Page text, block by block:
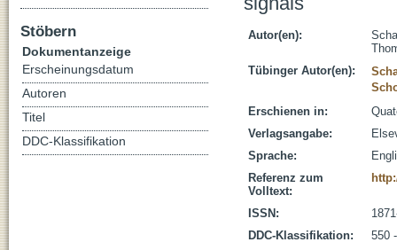
Autor(en):
Tübinger Autor(en):
Erschienen in:
Verlagsangabe:
Sprache:
Referenz zum
Volltext:
ISSN:
DDC-Klassifikation:
550
Stöbern
Dokumentanzeige
Erscheinungsdatum
Autoren
Titel
DDC-Klassifikation